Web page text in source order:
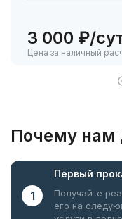
3 000 ₽/
Цена за наличный
Почему нам
1
Первый
Получайте
его на